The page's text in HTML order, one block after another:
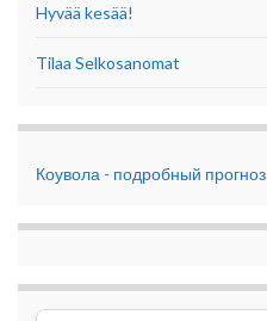
Hyvää kesää!
Tilaa Selkosanomat
Коувола - подробный прогноз